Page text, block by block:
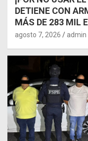
DETIENE CON
MÁS DE 283 MIL
agosto 7, 2026 admin